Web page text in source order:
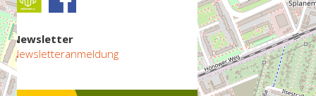
Newsletter
Newsletteranmeldung